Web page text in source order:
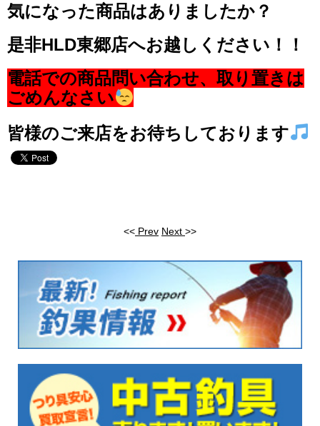
気になった商品はありましたか？
是非HLD東郷店へお越しください！！
電話での商品問い合わせ、取り置きは
ごめんなさい
皆様のご来店をお待ちしております
<< Prev Next >>